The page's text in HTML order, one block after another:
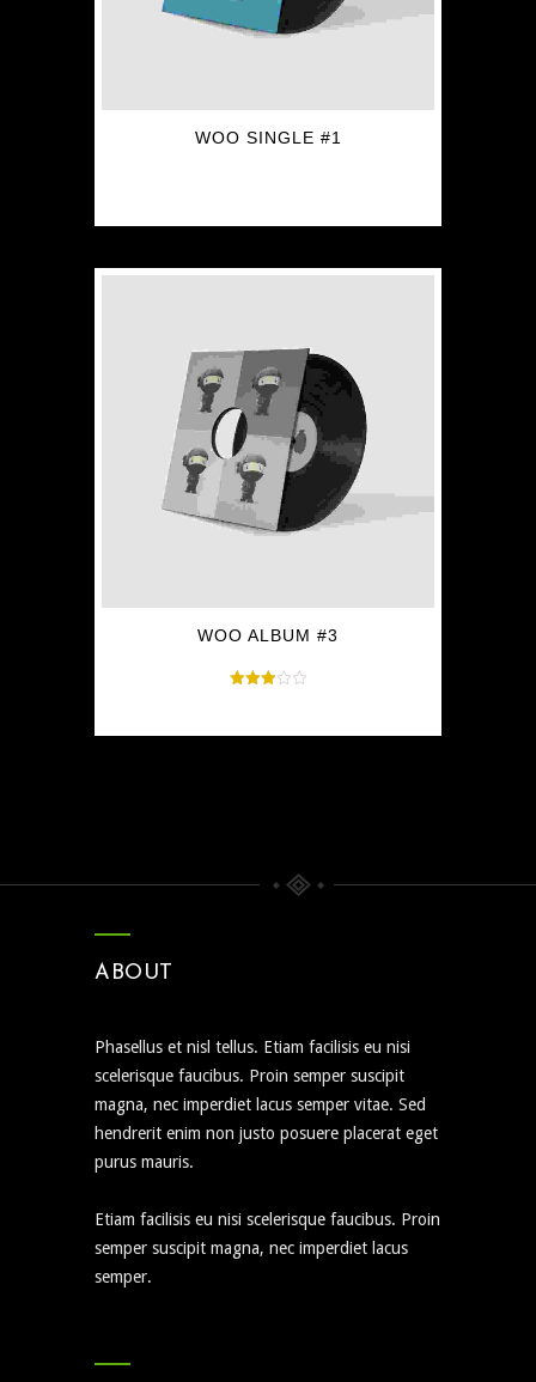
WOO SINGLE #1
WOO ALBUM #3
ABOUT
Phasellus et nisl tellus. Etiam facilisis eu nisi
scelerisque faucibus. Proin semper suscipit
magna, nec imperdiet lacus semper vitae. Sed
hendrerit enim non justo posuere placerat eget
purus mauris.
Etiam facilisis eu nisi scelerisque faucibus. Proin
semper suscipit magna, nec imperdiet lacus
semper.